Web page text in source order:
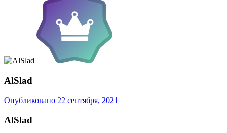
AlSlad
Опубликовано 22 сентября, 2021
AlSlad